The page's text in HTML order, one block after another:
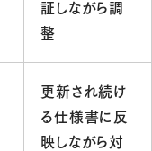
証しながら調
整
更新され続け
る仕様書に反
映しながら対